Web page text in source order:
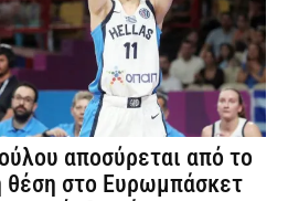
αποσύρεται από το
θέση στο Ευρωμπάσκετ